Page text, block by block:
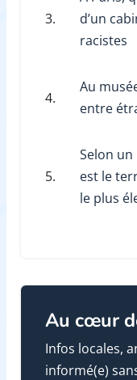
3.
d’un
racistes
4.
Au
entre
5.
Selon un
est le
le plus
Au cœur
Infos locales,
informé(e)